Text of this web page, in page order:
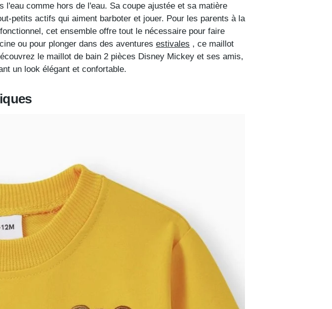
comme hors de l'eau. Sa coupe ajustée et sa matière
petits actifs qui aiment barboter et jouer. Pour les parents à la
cet ensemble offre tout le nécessaire pour faire
ou pour plonger dans des aventures estivales , ce maillot
le maillot de bain 2 pièces Disney Mickey et ses amis,
un look élégant et confortable.